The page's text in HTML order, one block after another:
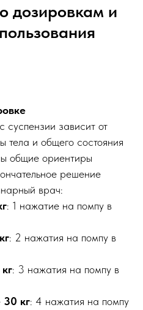
дозировкам и
суспензии зависит от
тела и общего состояния
общие ориентиры
решение
врач:
: 1 нажатие на помпу в
: 2 нажатия на помпу в
: 3 нажатия на помпу в
кг: 4 нажатия на помпу